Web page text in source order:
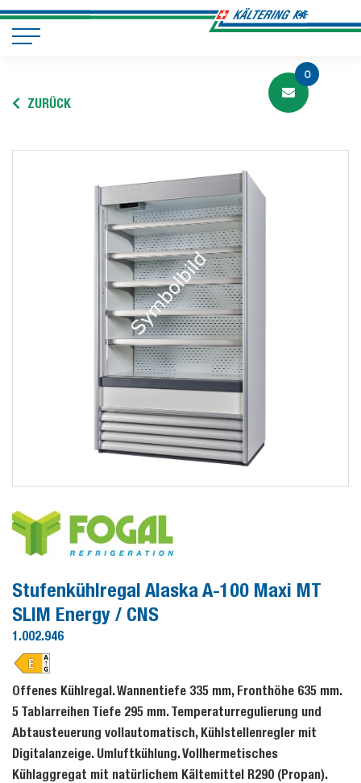
0
ZURÜCK
Stufenkühlregal Alaska A-100 Maxi MT
SLIM Energy / CNS
1.002.946
Offenes Kühlregal. Wannentiefe 335 mm, Fronthöhe 635 mm.
5 Tablarreihen Tiefe 295 mm. Temperaturregulierung und
Abtausteuerung vollautomatisch, Kühlstellenregler mit
Digitalanzeige. Umluftkühlung. Vollhermetisches
Kühlaggregat mit natürlichem Kältemittel R290 (Propan).